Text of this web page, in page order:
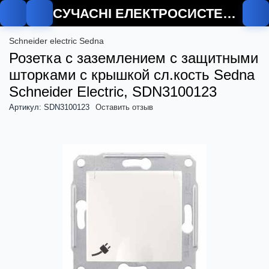
СУЧАСНІ ЕЛЕКТРОСИСТЕМИ
Schneider electric Sedna
Розетка с заземлением с защитными
шторками с крышкой сл.кость Sedna
Schneider Electric, SDN3100123
Артикул: SDN3100123 Оставить отзыв